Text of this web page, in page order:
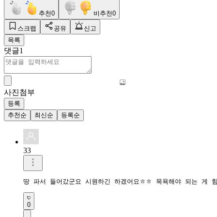
추천0 비추천0
스크랩 공유
신고
목록
댓글1
사진첨부
등록
추천순
최신순 등록순
33
땅 파서 들어갔군요 시원하긴 하겠어요ㅎㅎ 목욕해야 되는 게
0